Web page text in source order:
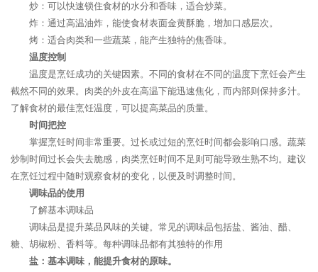
炒：可以快速锁住食材的水分和香味，适合炒菜。
炸：通过高温油炸，能使食材表面金黄酥脆，增加口感层次。
烤：适合肉类和一些蔬菜，能产生独特的焦香味。
温度控制
温度是烹饪成功的关键因素。不同的食材在不同的温度下烹饪会产生
截然不同的效果。肉类的外皮在高温下能迅速焦化，而内部则保持多汁。
了解食材的最佳烹饪温度，可以提高菜品的质量。
时间把控
掌握烹饪时间非常重要。过长或过短的烹饪时间都会影响口感。蔬菜
炒制时间过长会失去脆感，肉类烹饪时间不足则可能导致生熟不均。建议
在烹饪过程中随时观察食材的变化，以便及时调整时间。
调味品的使用
了解基本调味品
调味品是提升菜品风味的关键。常见的调味品包括盐、酱油、醋、
糖、胡椒粉、香料等。每种调味品都有其独特的作用
盐：基本调味，能提升食材的原味。